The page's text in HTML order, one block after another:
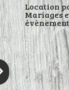
Location
Mariages